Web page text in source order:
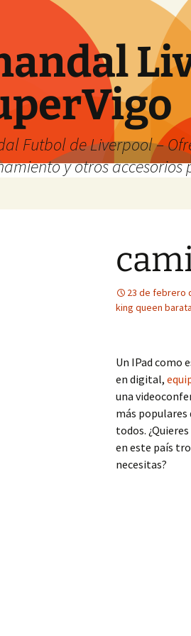
Futbol de Liverpool –
y otros
23 de febrero
king queen
Un IPad como
en digital,
una
más populares
todos.
en este país
necesitas?